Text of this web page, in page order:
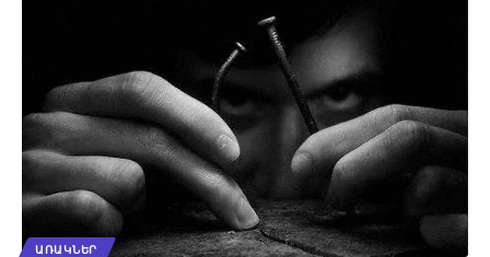
ԱՌԱԿՆԵՐ